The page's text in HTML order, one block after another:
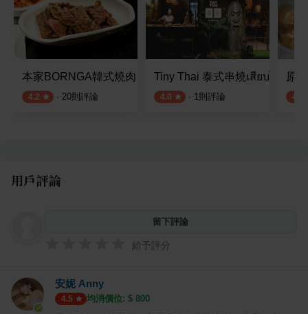
本家BORNGA韓式燒肉 敦南店
4.2 · 20則評論
Tiny Thai 泰式串燒เสียบไม้
4.0 · 1則評論
原
4.1
用戶評論
留下評論
給予評分
安妮 Anny
4.5 均消價位: $ 800